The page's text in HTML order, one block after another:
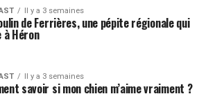
Il y a 3 semaines
de Ferrières, une pépite régionale qui
Héron
Il y a 3 semaines
savoir si mon chien m’aime vraiment ?